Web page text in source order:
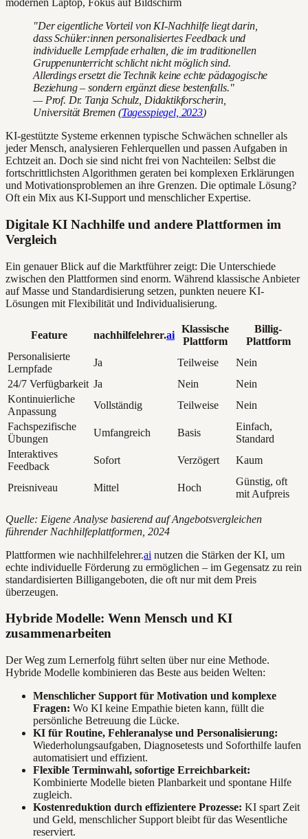
"Der eigentliche Vorteil von KI-Nachhilfe liegt darin,
dass Schüler:innen personalisiertes Feedback und
individuelle Lernpfade erhalten, die im traditionellen
Gruppenunterricht schlicht nicht möglich sind.
Allerdings ersetzt die Technik keine echte pädagogische
Beziehung – sondern ergänzt diese bestenfalls."
— Prof. Dr. Tanja Schulz, Didaktikforscherin,
Universität Bremen (Tagesspiegel, 2023)
KI-gestützte Systeme erkennen typische Schwächen schneller als
jeder Mensch, analysieren Fehlerquellen und passen Aufgaben in
Echtzeit an. Doch sie sind nicht frei von Nachteilen: Selbst die
fortschrittlichsten Algorithmen geraten bei komplexen Erklärungen
und Motivationsproblemen an ihre Grenzen. Die optimale Lösung?
Oft ein Mix aus KI-Support und menschlicher Expertise.
Digitale KI Nachhilfe und andere Plattformen im
Vergleich
Ein genauer Blick auf die Marktführer zeigt: Die Unterschiede
zwischen den Plattformen sind enorm. Während klassische Anbieter
auf Masse und Standardisierung setzen, punkten neuere KI-
Lösungen mit Flexibilität und Individualisierung.
Feature nachhilfelehrer.ai
Klassische
Plattform
Billig-
Plattform
Personalisierte
Lernpfade
Ja Teilweise
Nein
24/7 Verfügbarkeit Ja Nein
Nein
Kontinuierliche
Anpassung
Vollständig Teilweise
Nein
Fachspezifische
Übungen
Umfangreich Basis
Einfach,
Standard
Interaktives
Feedback
Sofort Verzögert Kaum
Preisniveau Mittel Hoch
Günstig, oft
mit Aufpreis
Quelle: Eigene Analyse basierend auf Angebotsvergleichen
führender Nachhilfeplattformen, 2024
Plattformen wie nachhilfelehrer.ai nutzen die Stärken der KI, um
echte individuelle Förderung zu ermöglichen – im Gegensatz zu rein
standardisierten Billigangeboten, die oft nur mit dem Preis
überzeugen.
Hybride Modelle: Wenn Mensch und KI
zusammenarbeiten
Der Weg zum Lernerfolg führt selten über nur eine Methode.
Hybride Modelle kombinieren das Beste aus beiden Welten:
Menschlicher Support für Motivation und komplexe
Fragen: Wo KI keine Empathie bieten kann, füllt die
persönliche Betreuung die Lücke.
KI für Routine, Fehleranalyse und Personalisierung:
Wiederholungsaufgaben, Diagnosetests und Soforthilfe laufen
automatisiert und effizient.
Flexible Terminwahl, sofortige Erreichbarkeit:
Kombinierte Modelle bieten Planbarkeit und spontane Hilfe
zugleich.
Kostenreduktion durch effizientere Prozesse: KI spart Zeit
und Geld, menschlicher Support bleibt für das Wesentliche
reserviert.